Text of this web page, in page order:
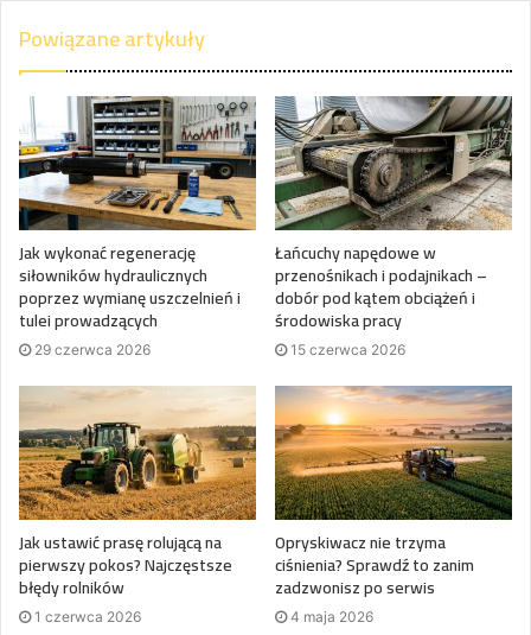
Powiązane artykuły
Jak wykonać regenerację
siłowników hydraulicznych
poprzez wymianę uszczelnień i
tulei prowadzących
29 czerwca 2026
Łańcuchy napędowe w
przenośnikach i podajnikach –
dobór pod kątem obciążeń i
środowiska pracy
15 czerwca 2026
Jak ustawić prasę rolującą na
pierwszy pokos? Najczęstsze
błędy rolników
1 czerwca 2026
Opryskiwacz nie trzyma
ciśnienia? Sprawdź to zanim
zadzwonisz po serwis
4 maja 2026